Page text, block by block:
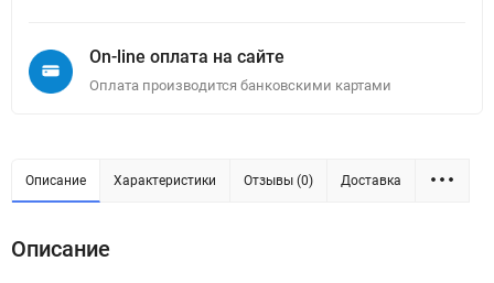
On-line оплата на сайте
Оплата производится банковскими картами
Описание Характеристики Отзывы (0) Доставка
Описание